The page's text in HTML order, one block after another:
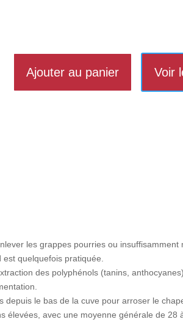
Ajouter au panier Voir
les grappes pourries ou insuffisamment
quelquefois pratiquée.
des polyphénols (tanins,
le bas de la cuve pour arroser le
avec une moyenne générale de 28